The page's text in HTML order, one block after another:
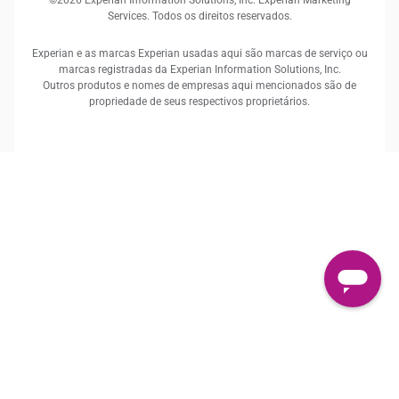
Services. Todos os direitos reservados.
Experian e as marcas Experian usadas aqui são marcas de serviço ou
marcas registradas da Experian Information Solutions, Inc.
Outros produtos e nomes de empresas aqui mencionados são de
propriedade de seus respectivos proprietários.